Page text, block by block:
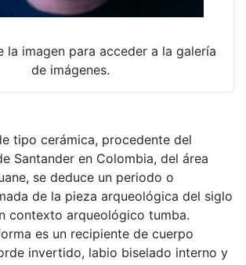
la imagen para acceder a la galería
de imágenes.
tipo cerámica, procedente del
Santander en Colombia, del área
se deduce un periodo o
de la pieza arqueológica del siglo
contexto arqueológico tumba.
es un recipiente de cuerpo
invertido, labio biselado interno y